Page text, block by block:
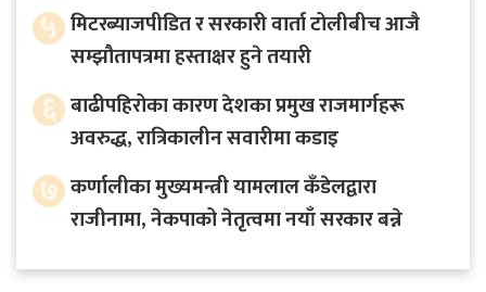
५ मिटरब्याजपीडित र सरकारी वार्ता टोलीबीच आजै
सम्झौतापत्रमा हस्ताक्षर हुने तयारी
६ बाढीपहिरोका कारण देशका प्रमुख राजमार्गहरू
अवरुद्ध, रात्रिकालीन सवारीमा कडाइ
७ कर्णालीका मुख्यमन्त्री यामलाल कँडेलद्वारा
राजीनामा, नेकपाको नेतृत्वमा नयाँ सरकार बन्ने